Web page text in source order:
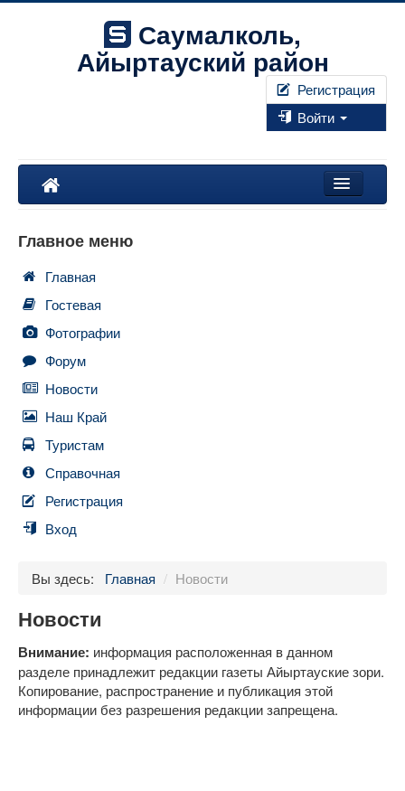
Саумалколь,
Айыртауский район
Регистрация
Войти
Правила
Главное меню
Главная
Гостевая
Фотографии
Форум
Новости
Наш Край
Туристам
Справочная
Регистрация
Вход
Вы здесь: Главная / Новости
Новости
Внимание: информация расположенная в данном
разделе принадлежит редакции газеты Айыртауские зори.
Копирование, распространение и публикация этой
информации без разрешения редакции запрещена.